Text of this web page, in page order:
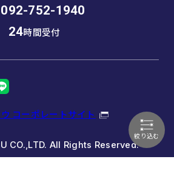
絞り込む
092-752-1940
24時間受付
コーポレートサイト
CO.,LTD. All Rights Reserved.